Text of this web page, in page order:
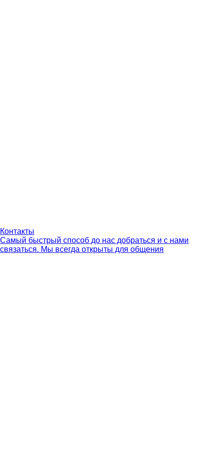
Контакты
Самый быстрый способ до нас добраться и с нами
связаться. Мы всегда открыты для общения